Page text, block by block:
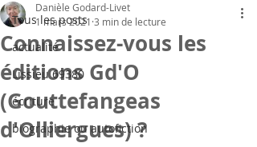
Tous les posts
actualité
Lissieu 69380
écriture
biographie ou autofiction
Connaissez-vous les
éditions Gd'O
(Gouttefangeas
d'Olliergues) ?
Danièle Godard-Livet
1 mars 2021 3 min de lecture